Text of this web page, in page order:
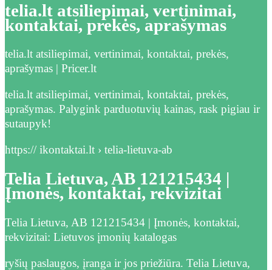
telia.lt atsiliepimai, vertinimai,
kontaktai, prekės, aprašymas
telia.lt atsiliepimai, vertinimai, kontaktai, prekės,
aprašymas | Pricer.lt
telia.lt atsiliepimai, vertinimai, kontaktai, prekės,
aprašymas. Palygink parduotuvių kainas, rask pigiau ir
sutaupyk!
https:// ikontaktai.lt › telia-lietuva-ab
Telia Lietuva, AB 121215434 |
Įmonės, kontaktai, rekvizitai
Telia Lietuva, AB 121215434 | Įmonės, kontaktai,
rekvizitai: Lietuvos įmonių katalogas
ryšių paslaugos, įranga ir jos priežiūra. Telia Lietuva,